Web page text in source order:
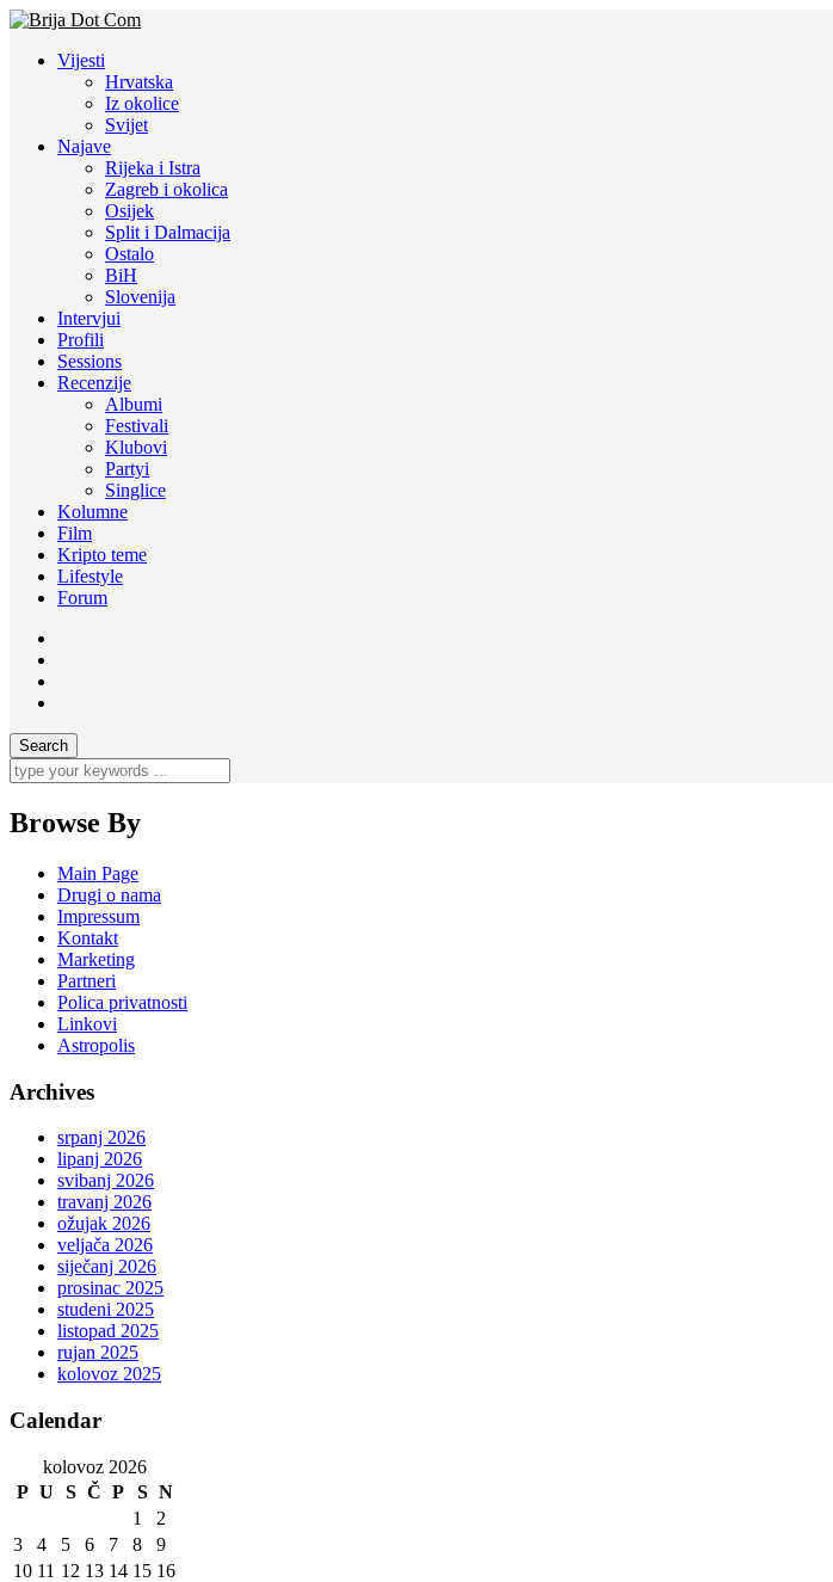
Vijesti
Hrvatska
Iz okolice
Svijet
Najave
Rijeka i Istra
Zagreb i okolica
Osijek
Split i Dalmacija
Ostalo
BiH
Slovenija
Intervjui
Profili
Sessions
Recenzije
Albumi
Festivali
Klubovi
Partyi
Singlice
Kolumne
Film
Kripto teme
Lifestyle
Forum
Browse By
Main Page
Drugi o nama
Impressum
Kontakt
Marketing
Partneri
Polica privatnosti
Linkovi
Astropolis
Archives
srpanj 2026
lipanj 2026
svibanj 2026
travanj 2026
ožujak 2026
veljača 2026
siječanj 2026
prosinac 2025
studeni 2025
listopad 2025
rujan 2025
kolovoz 2025
Calendar
kolovoz 2026
P U S Č P S N
1
2
3
4 5 6 7 8
9
10 11 12 13 14 15 16